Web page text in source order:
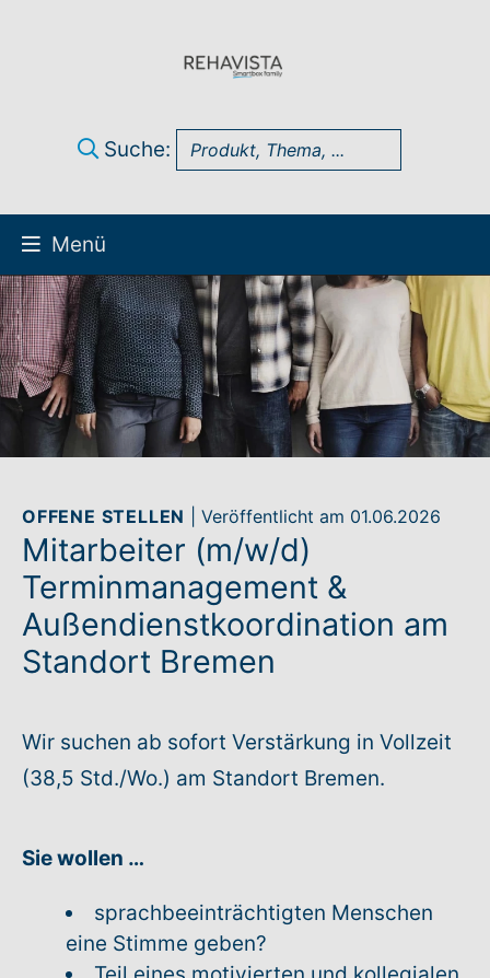
Suche:
Menü
Über uns
UK Infothek
Produkte
Rundum-Service
Aktuelles
Kontakt
Hilfe + Kontakt
Newsletter
Beratungsanfrage
Anmelden
OFFENE STELLEN | Veröffentlicht am 01.06.2026
Mitarbeiter (m/w/d)
Terminmanagement &
Außendienstkoordination am
Standort Bremen
Wir suchen ab sofort Verstärkung in Vollzeit
(38,5 Std./Wo.) am Standort Bremen.
Sie wollen …
sprachbeeinträchtigten Menschen
eine Stimme geben?